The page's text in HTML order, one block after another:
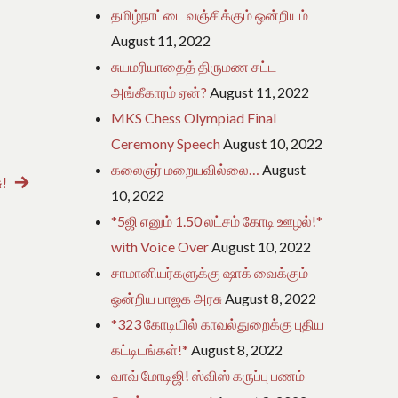
Next
தமிழ்நாட்டை வஞ்சிக்கும் ஒன்றியம்
August 11, 2022
சுயமரியாதைத் திருமண சட்ட
அங்கீகாரம் ஏன்? August 11, 2022
MKS Chess Olympiad Final
Ceremony SpeechAugust 10, 2022
கலைஞர் மறையவில்லை… August
10, 2022
*5ஜி எனும் 1.50 லட்சம் கோடி ஊழல்!*
with Voice OverAugust 10, 2022
சாமானியர்களுக்கு ஷாக் வைக்கும்
ஒன்றிய பாஜக அரசுAugust 8, 2022
*323 கோடியில் காவல்துறைக்கு புதிய
கட்டிடங்கள்!* August 8, 2022
வாவ் மோடிஜி! ஸ்விஸ் கருப்பு பணம்